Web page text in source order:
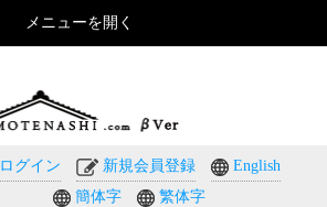
ログイン 新規会員登録
English
簡体字
繁体字
メニューを開く